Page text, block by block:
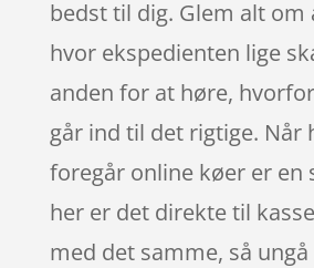
bedst til dig. Glem alt om
hvor ekspedienten lige
anden for at høre,
går ind til det rigtige. Når
foregår online køer er en
her er det direkte til
med det samme, så